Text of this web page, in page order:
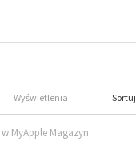
Wyświetlenia Sortuj
w MyApple Magazyn